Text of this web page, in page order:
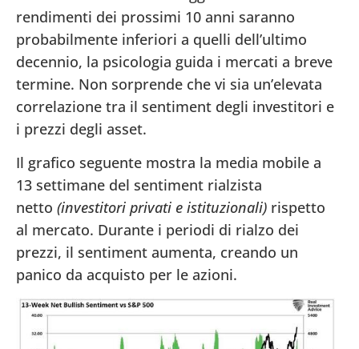
rendimenti dei prossimi 10 anni saranno
probabilmente inferiori a quelli dell’ultimo
decennio, la psicologia guida i mercati a breve
termine. Non sorprende che vi sia un’elevata
correlazione tra il sentiment degli investitori e
i prezzi degli asset.
Il grafico seguente mostra la media mobile a
13 settimane del sentiment rialzista
netto (investitori privati e istituzionali) rispetto
al mercato. Durante i periodi di rialzo dei
prezzi, il sentiment aumenta, creando un
panico da acquisto per le azioni.